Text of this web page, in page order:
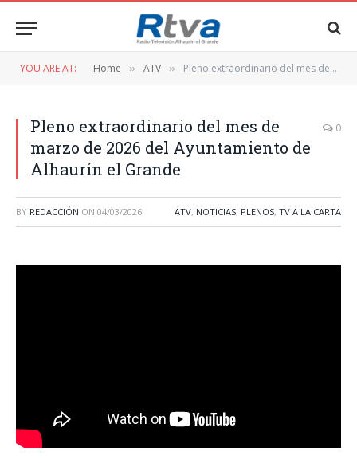
YOU ARE AT: Home » ATV » Pleno extraordinario del mes de marzo de 2026 del Ayuntamiento de Alhaurín el Grande
Pleno extraordinario del mes de
marzo de 2026 del Ayuntamiento de
Alhaurín el Grande
0
BY REDACCIÓN ON 04/03/2026 ATV, NOTICIAS, PLENOS, TV A LA CARTA